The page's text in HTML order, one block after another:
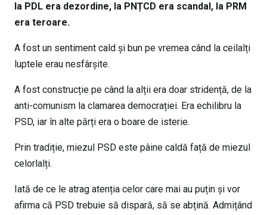
la PDL era dezordine, la PNȚCD era scandal, la PRM
era teroare.
A fost un sentiment cald și bun pe vremea când la ceilalți
luptele erau nesfârșite.
A fost construcție pe când la alții era doar stridență, de la
anti-comunism la clamarea democrației. Era echilibru la
PSD, iar în alte părți era o boare de isterie.
Prin tradiție, miezul PSD este pâine caldă față de miezul
celorlalți.
Iată de ce le atrag atenția celor care mai au puțin și vor
afirma că PSD trebuie să dispară, să se abțină. Admițând